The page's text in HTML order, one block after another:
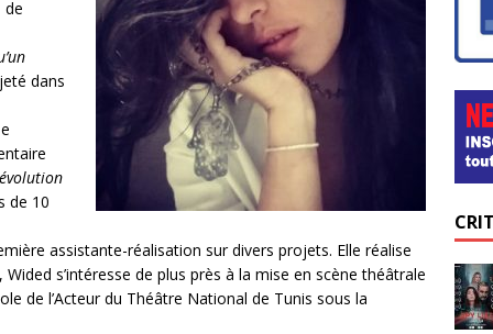
de
dans
de 10
assistante-réalisation sur divers projets. Elle réalise
s’intéresse de plus près à la mise en scène théâtrale
de l’Acteur du Théâtre National de Tunis sous la